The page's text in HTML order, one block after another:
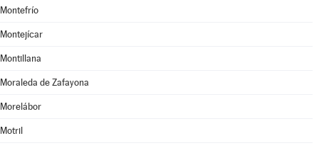
Montefrío
Montejícar
Montillana
Moraleda de Zafayona
Morelábor
Motril